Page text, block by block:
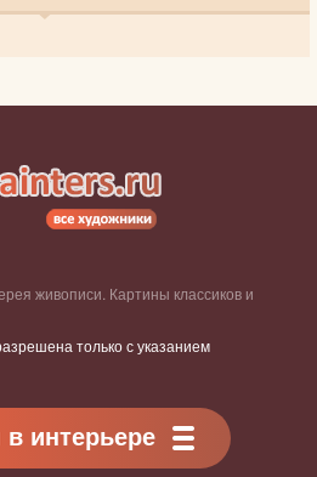
живописи. Картины классиков и
только с указанием
интерьере